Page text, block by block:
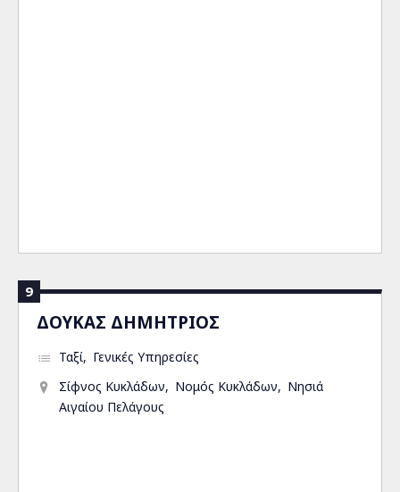
9
ΔΟΥΚΑΣ ΔΗΜΗΤΡΙΟΣ
Ταξί
Γενικές Υπηρεσίες
Σίφνος Κυκλάδων
Νομός Κυκλάδων
Νησιά
Αιγαίου Πελάγους